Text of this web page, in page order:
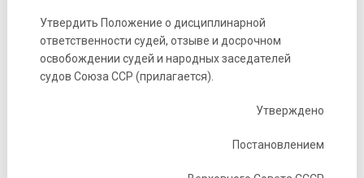
Утвердить Положение о дисциплинарной
ответственности судей, отзыве и досрочном
освобождении судей и народных заседателей
судов Союза ССР (прилагается).
Утверждено
Постановлением